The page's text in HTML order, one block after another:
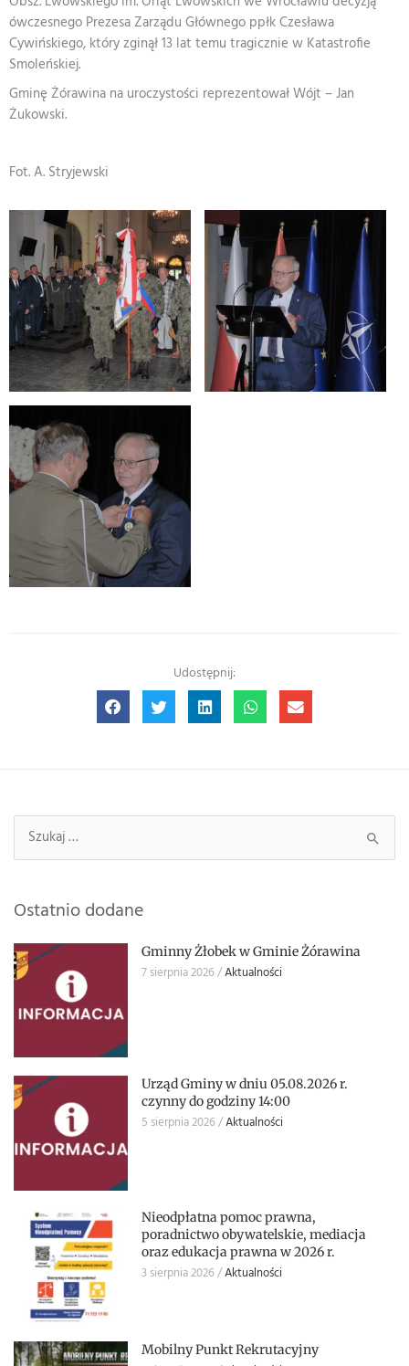
ówczesnego Prezesa Zarządu Głównego ppłk Czesława
Cywińskiego, który zginął 13 lat temu tragicznie w Katastrofie
Smoleńskiej.
Gminę Żórawina na uroczystości reprezentował Wójt – Jan
Żukowski.
Fot. A. Stryjewski
Udostępnij:
Szukaj:
Ostatnio dodane
Gminny Żłobek w Gminie Żórawina
7 sierpnia 2026 Aktualności
Urząd Gminy w dniu 05.08.2026 r.
czynny do godziny 14:00
5 sierpnia 2026 Aktualności
Nieodpłatna pomoc prawna,
poradnictwo obywatelskie, mediacja
oraz edukacja prawna w 2026 r.
3 sierpnia 2026 Aktualności
Mobilny Punkt Rekrutacyjny